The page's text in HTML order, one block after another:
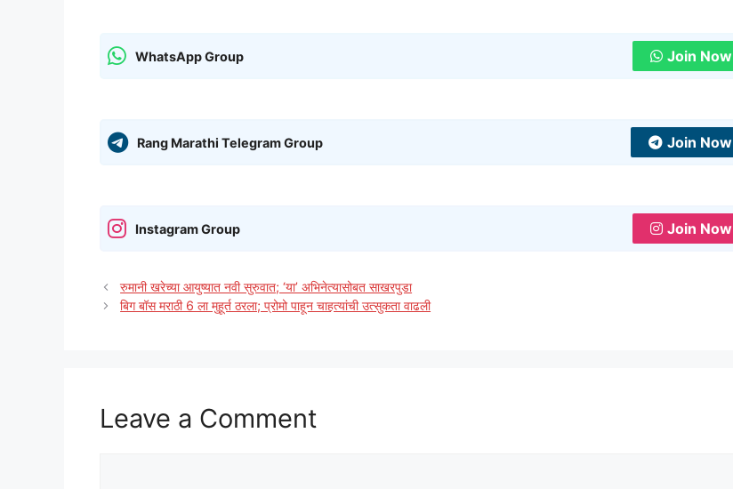
WhatsApp Group Join Now
Rang Marathi Telegram Group Join Now
Instagram Group Join Now
रुमानी खरेच्या आयुष्यात नवी सुरुवात; ‘या’ अभिनेत्यासोबत साखरपुडा
बिग बॉस मराठी 6 ला मुहूर्त ठरला; प्रोमो पाहून चाहत्यांची उत्सुकता वाढली
Leave a Comment